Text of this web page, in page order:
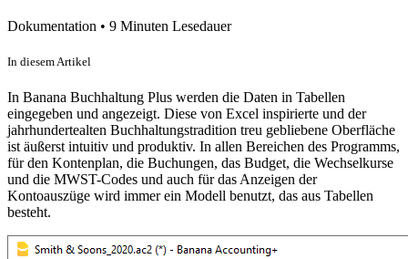
Dokumentation • 9 Minuten Lesedauer
In diesem Artikel
In Banana Buchhaltung Plus werden die Daten in Tabellen
eingegeben und angezeigt. Diese von Excel inspirierte und der
jahrhundertealten Buchhaltungstradition treu gebliebene Oberfläche
ist äußerst intuitiv und produktiv. In allen Bereichen des Programms,
für den Kontenplan, die Buchungen, das Budget, die Wechselkurse
und die MWST-Codes und auch für das Anzeigen der
Kontoauszüge wird immer ein Modell benutzt, das aus Tabellen
besteht.